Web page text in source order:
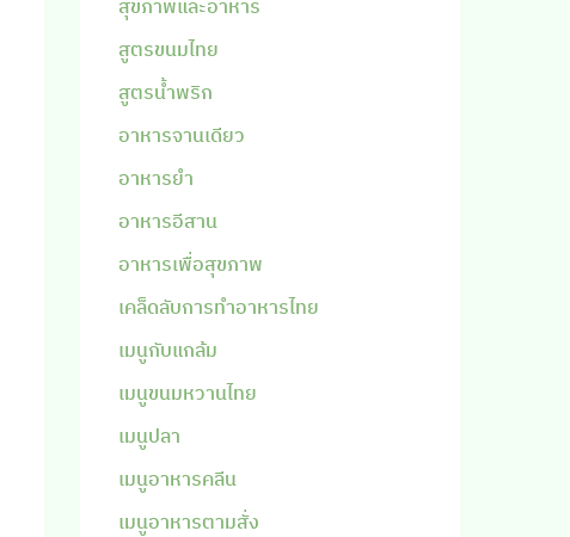
สุขภาพและอาหาร
สูตรขนมไทย
สูตรน้ำพริก
อาหารจานเดียว
อาหารยำ
อาหารอีสาน
อาหารเพื่อสุขภาพ
เคล็ดลับการทำอาหารไทย
เมนูกับแกล้ม
เมนูขนมหวานไทย
เมนูปลา
เมนูอาหารคลีน
เมนูอาหารตามสั่ง